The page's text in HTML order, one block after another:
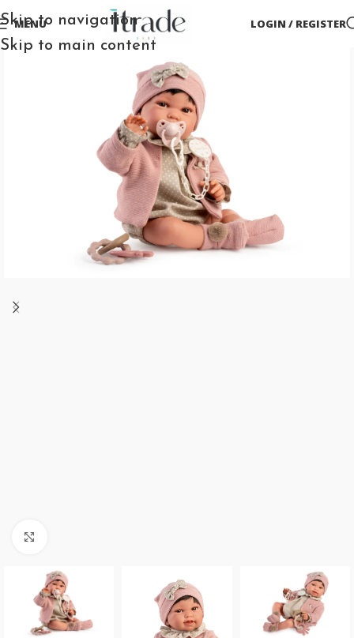
Skip to navigation
Skip to main content
MENU LOGIN / REGISTER